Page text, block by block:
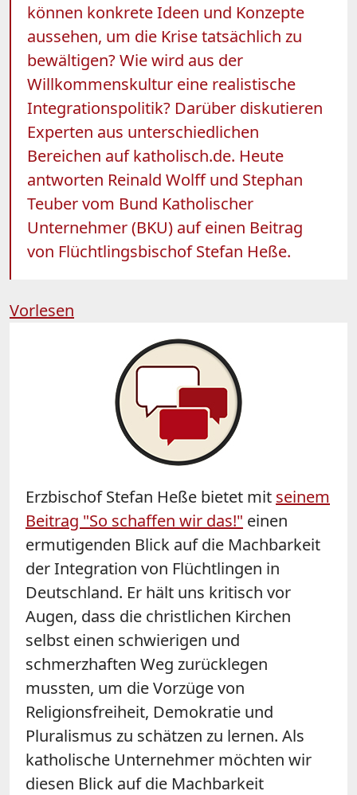
können konkrete Ideen und Konzepte
aussehen, um die Krise tatsächlich zu
bewältigen? Wie wird aus der
Willkommenskultur eine realistische
Integrationspolitik? Darüber diskutieren
Experten aus unterschiedlichen
Bereichen auf katholisch.de. Heute
antworten Reinald Wolff und Stephan
Teuber vom Bund Katholischer
Unternehmer (BKU) auf einen Beitrag
von Flüchtlingsbischof Stefan Heße.
Vorlesen
Erzbischof Stefan Heße bietet mit seinem
Beitrag "So schaffen wir das!" einen
ermutigenden Blick auf die Machbarkeit
der Integration von Flüchtlingen in
Deutschland. Er hält uns kritisch vor
Augen, dass die christlichen Kirchen
selbst einen schwierigen und
schmerzhaften Weg zurücklegen
mussten, um die Vorzüge von
Religionsfreiheit, Demokratie und
Pluralismus zu schätzen zu lernen. Als
katholische Unternehmer möchten wir
diesen Blick auf die Machbarkeit